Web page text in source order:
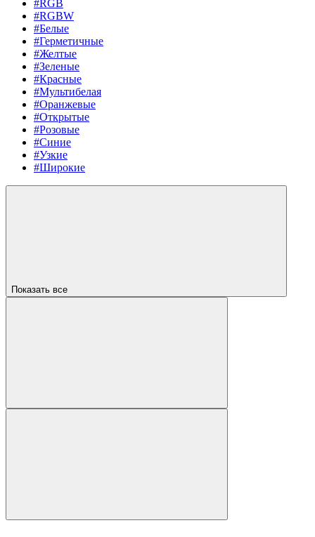
#RGB
#RGBW
#Белые
#Герметичные
#Желтые
#Зеленые
#Красные
#Мультибелая
#Оранжевые
#Открытые
#Розовые
#Синие
#Узкие
#Широкие
Показать все